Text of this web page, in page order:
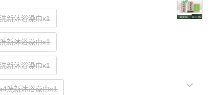
新沐浴澡巾x1
新沐浴澡巾x1
新沐浴澡巾x1
洗新沐浴澡巾x1